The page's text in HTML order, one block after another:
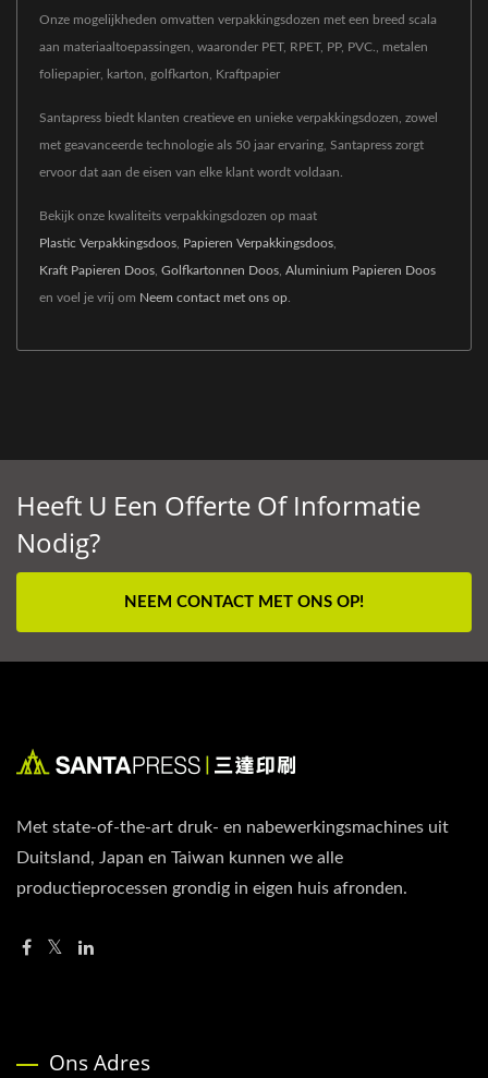
Onze mogelijkheden omvatten verpakkingsdozen met een breed scala
aan materiaaltoepassingen, waaronder PET, RPET, PP, PVC., metalen
foliepapier, karton, golfkarton, Kraftpapier
Santapress biedt klanten creatieve en unieke verpakkingsdozen, zowel
met geavanceerde technologie als 50 jaar ervaring, Santapress zorgt
ervoor dat aan de eisen van elke klant wordt voldaan.
Bekijk onze kwaliteits verpakkingsdozen op maat
Plastic Verpakkingsdoos Papieren Verpakkingsdoos
Kraft Papieren Doos Golfkartonnen Doos Aluminium Papieren Doos
en voel je vrij om Neem contact met ons op
Heeft U Een Offerte Of Informatie
Nodig?
NEEM CONTACT MET ONS OP!
Met state-of-the-art druk- en nabewerkingsmachines uit
Duitsland, Japan en Taiwan kunnen we alle
productieprocessen grondig in eigen huis afronden.
Ons Adres